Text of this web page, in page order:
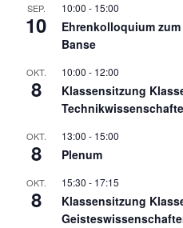
SEP.
10
10:00 - 15:00
Ehrenkolloquium
Banse
OKT.
8
10:00 - 12:00
Klassensitzung
OKT.
8
13:00 - 15:00
Plenum
OKT.
8
15:30 - 17:15
Klassensitzung